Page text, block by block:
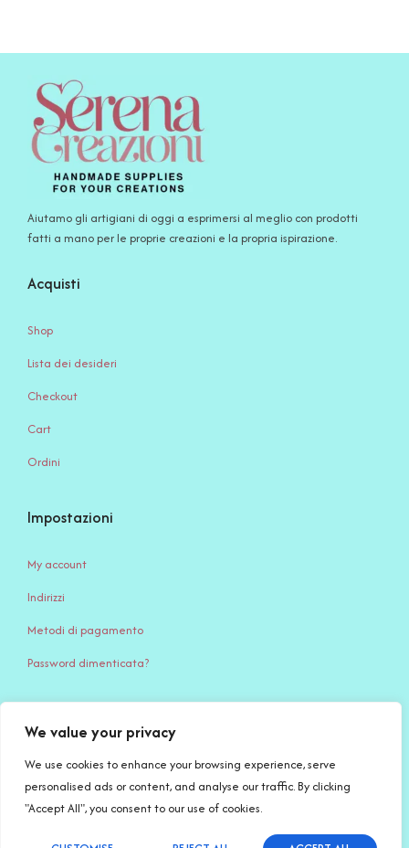
We value your privacy
We use cookies to enhance your browsing experience, serve
personalised ads or content, and analyse our traffic. By clicking
"Accept All", you consent to our use of cookies.
Aiutamo gli artigiani di oggi a esprimersi al meglio con prodotti
fatti a mano per le proprie creazioni e la propria ispirazione.
Acquisti
Shop
Lista dei desideri
Checkout
Cart
Ordini
Impostazioni
My account
Indirizzi
Metodi di pagamento
Password dimenticata?
Serena Creazione di Serena Stampone – Via Giardino, 65 – 71032
Biccari (FG) – c.f. STMSRN95S45D643Q – P.IVA IT 04494740717 –
PEC: serenacreazioni@pec.it
Copyright © 2026 Serena Creazioni| Made with by Salvatore